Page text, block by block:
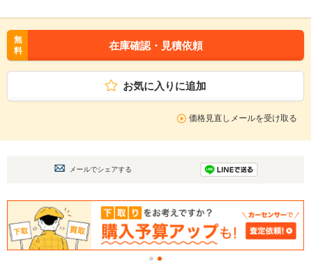
無
料
在庫確認・見積依頼
お気に入りに追加
価格見直しメールを受け取る
メールでシェアする